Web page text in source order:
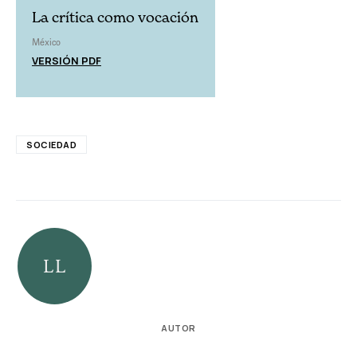
La crítica como vocación
México
VERSIÓN PDF
SOCIEDAD
AUTOR